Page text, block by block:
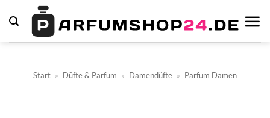
Inhalt
springen
Start » Düfte & Parfum » Damendüfte » Parfum Damen